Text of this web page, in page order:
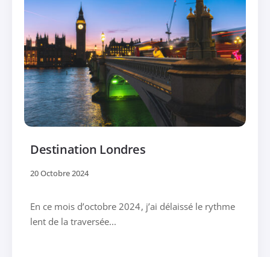
Destination Londres
20 Octobre 2024
En ce mois d’octobre 2024, j’ai délaissé le rythme
lent de la traversée...